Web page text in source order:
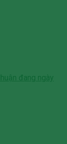
đang ngày